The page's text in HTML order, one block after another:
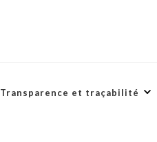
Transparence et traçabilité